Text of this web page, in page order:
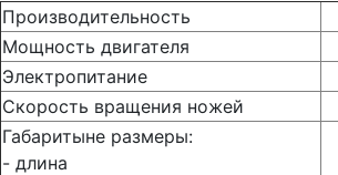
Производительность
Мощность двигателя
Электропитание
Скорость вращения ножей
Габаритыне размеры:
- длина